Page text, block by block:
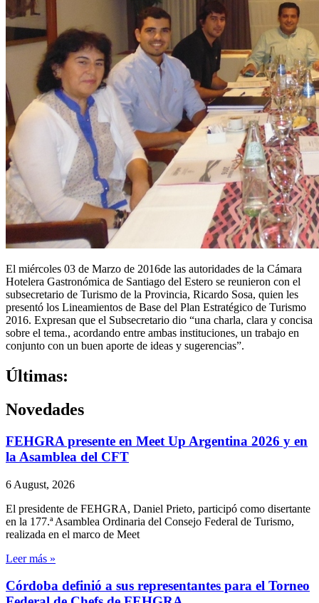
El miércoles 03 de Marzo de 2016de las autoridades de la Cámara
Hotelera Gastronómica de Santiago del Estero se reunieron con el
subsecretario de Turismo de la Provincia, Ricardo Sosa, quien les
presentó los Lineamientos de Base del Plan Estratégico de Turismo
2016. Expresan que el Subsecretario dio “una charla, clara y concisa
sobre el tema., acordando entre ambas instituciones, un trabajo en
conjunto con un buen aporte de ideas y sugerencias”.
Últimas:
Novedades
FEHGRA presente en Meet Up Argentina 2026 y en
la Asamblea del CFT
6 August, 2026
El presidente de FEHGRA, Daniel Prieto, participó como disertante
en la 177.ª Asamblea Ordinaria del Consejo Federal de Turismo,
realizada en el marco de Meet
Leer más »
Córdoba definió a sus representantes para el Torneo